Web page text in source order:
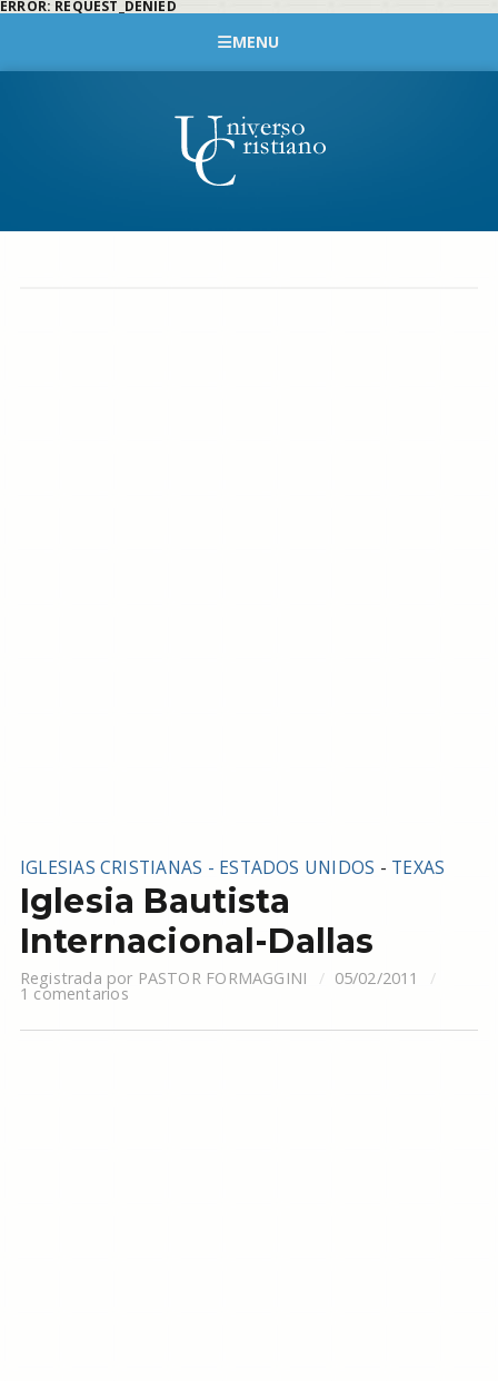
ERROR: REQUEST_DENIED
MENU
IGLESIAS CRISTIANAS - ESTADOS UNIDOS - TEXAS
Iglesia Bautista
Internacional-Dallas
Registrada por PASTOR FORMAGGINI 05/02/2011
1 comentarios